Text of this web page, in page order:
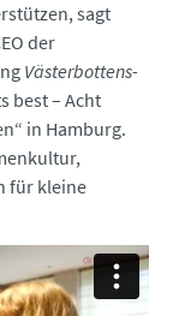
sagt
der
Västerbottens-
best – Acht
in Hamburg.
für kleine